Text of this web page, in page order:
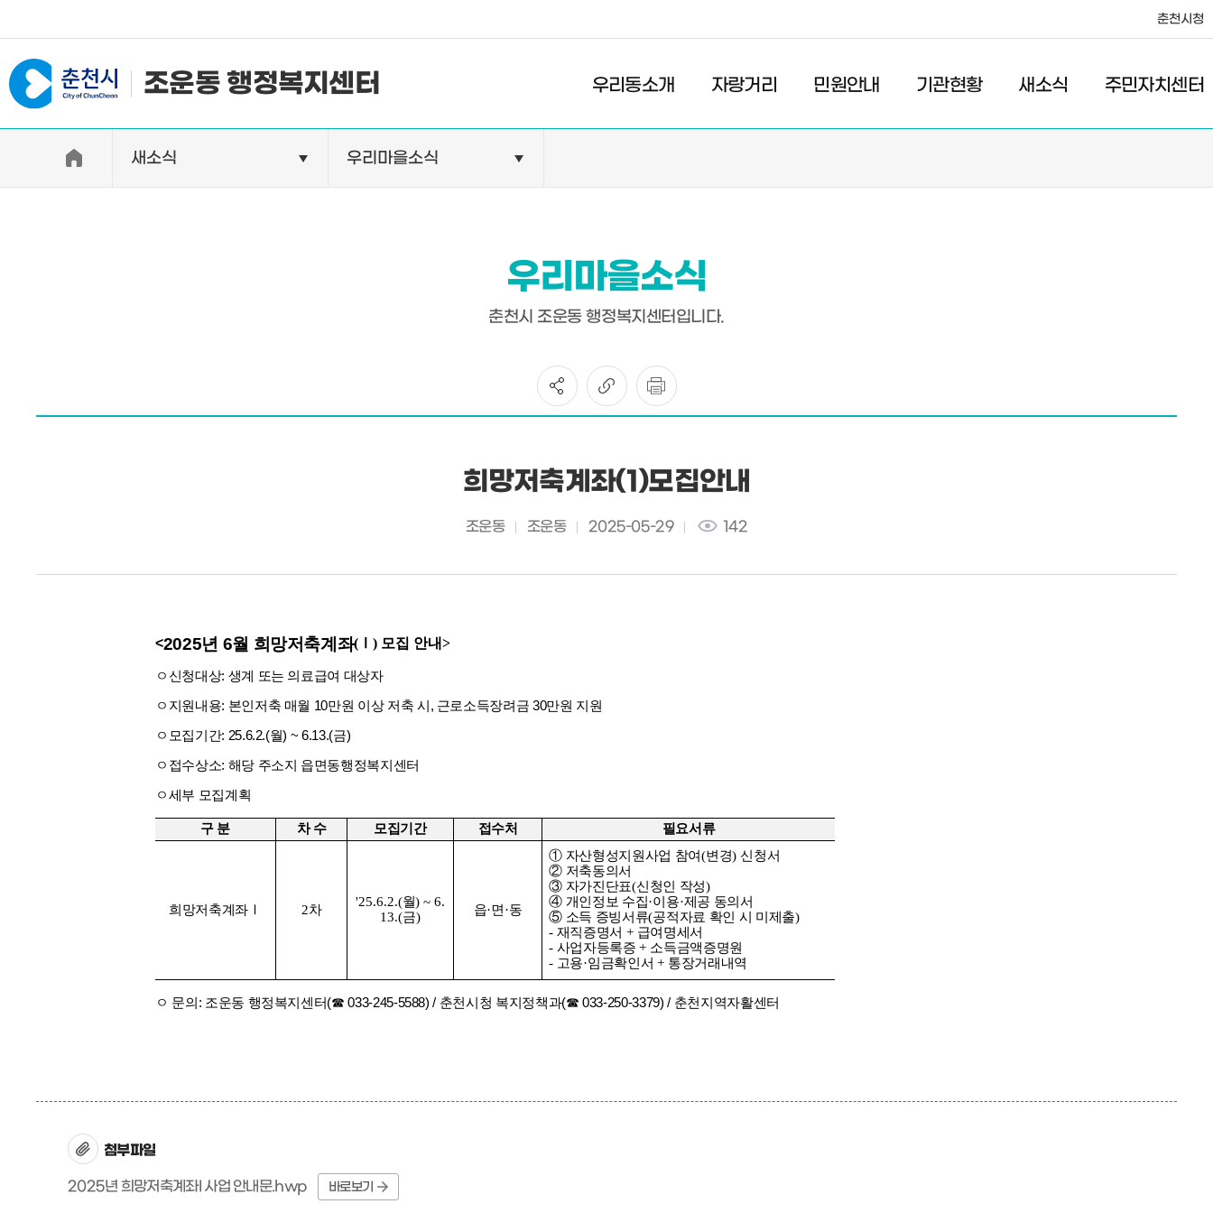
춘천시청
조운동 행정복지센터 우리동소개
우리동소개
자랑거리 민원안내
민원안내
장애인 편의시설 설치 현황
기관현황
의료기관
약국
새소식 주민자치센터
#일자리지원센터 #물가정보
새소식 우리마을소식
우리마을소식
춘천시 조운동 행정복지센터입니다.
희망저축계좌(1)모집안내
조운동 조운동 2025-05-29 142
<2025년 6월 희망저축계좌( Ⅰ) 모집 안내>
ㅇ신청대상: 생계 또는 의료급여 대상자
ㅇ지원내용: 본인저축 매월 10만원 이상 저축 시, 근로소득장려금 30만원 지원
ㅇ모집기간: 25.6.2.(월) ~ 6.13.(금)
ㅇ접수상소: 해당 주소지 읍면동행정복지센터
ㅇ세부 모집계획
구 분 차 수 모집기간 접수처 필요서류
희망저축계좌Ⅰ 2차
'25.6.2.(월) ~ 6.
13.(금) 읍·면 ·동
① 자산형성지원사업 참여(변경) 신청서
② 저축동의서
③ 자가진단표(신청인 작성)
④ 개인정보 수집·이용·제공 동의서
⑤ 소득 증빙서류(공적자료 확인 시 미제출)
- 재직증명서 + 급여명세서
- 사업자등록증+ 소득금액증명원
- 고용·임금확인서+ 통장거래내역
ㅇ 문의: 조운동 행정복지센터(☎ 033-245-5588) / 춘천시청 복지정책과(☎ 033-250-3379) / 춘천지역자활센터
첨부파일
2025년 희망저축계좌I 사업 안내문.hwp 바로보기